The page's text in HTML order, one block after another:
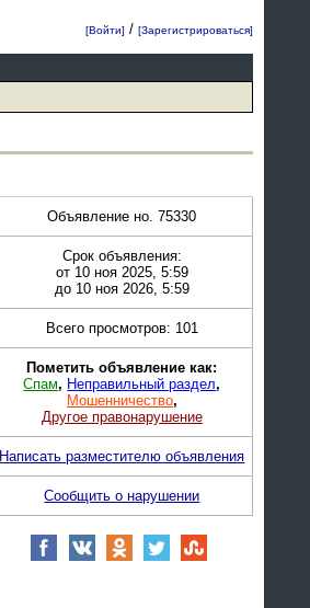
[Войти] /[Зарегистрироваться]
Объявление но. 75330
Срок объявления:
от 10 ноя 2025, 5:59
до 10 ноя 2026, 5:59
Всего просмотров: 101
Пометить объявление как:
Спам, Неправильный раздел,
Мошенничество,
Другое правонарушение
Написать разместителю объявления
Сообщить о нарушении